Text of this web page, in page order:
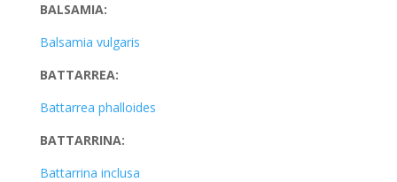
BALSAMIA:
Balsamia vulgaris
BATTARREA:
Battarrea phalloides
BATTARRINA:
Battarrina inclusa